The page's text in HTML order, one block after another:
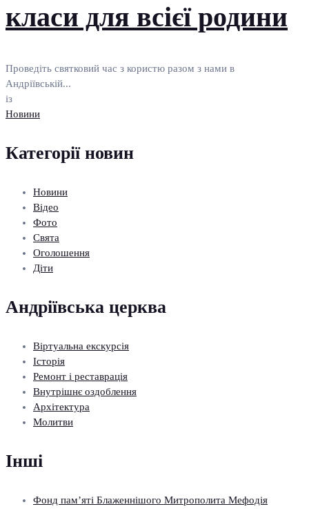
класи для всієї родини
Проведіть святковий час з користю разом з нами в
Андріївській...
із
Новини
Категорії новин
Новини
Відео
Фото
Свята
Оголошення
Діти
Андріївська церква
Віртуальна екскурсія
Історія
Ремонт і реставрація
Внутрішнє оздоблення
Архітектура
Молитви
Інші
Фонд пам’яті Блаженнішого Митрополита Мефодія